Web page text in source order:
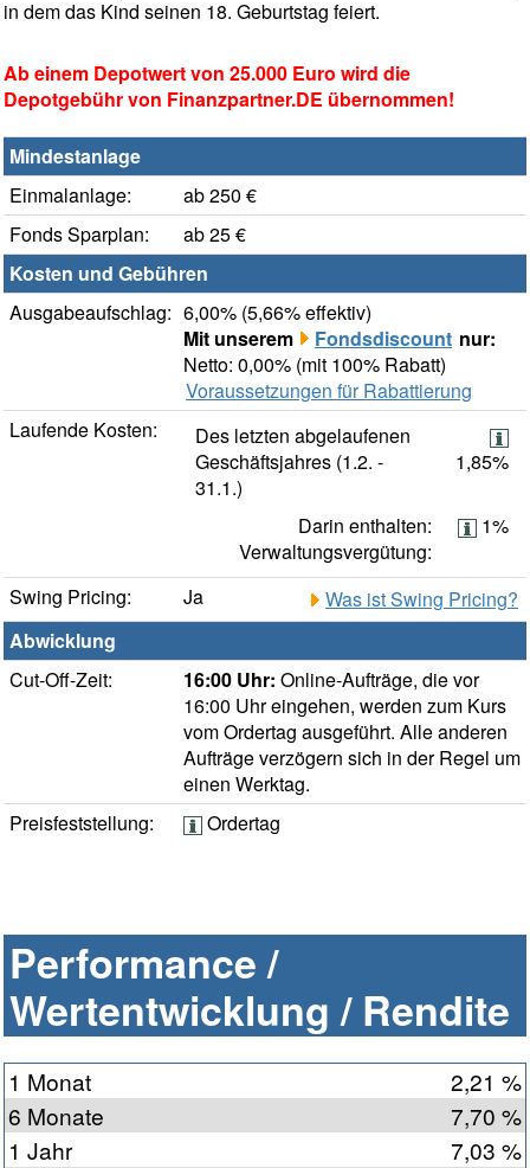
in dem das Kind seinen 18. Geburtstag feiert.
Ab einem Depotwert von 25.000 Euro wird die
Depotgebühr von Finanzpartner.DE übernommen!
Mindestanlage
Einmalanlage:
ab 250 €
Fonds Sparplan:
ab 25 €
Kosten und Gebühren
Ausgabeaufschlag: 6,00% (5,66% effektiv)
Mit unserem
Fondsdiscount nur:
Netto: 0,00% (mit 100% Rabatt)
Voraussetzungen für Rabattierung
Laufende Kosten:
Des letzten abgelaufenen
Geschäftsjahres (1.2. -
31.1.)
1,85%
Darin enthalten:
Verwaltungsvergütung:
1%
Swing Pricing: Ja
Was ist Swing Pricing?
Abwicklung
Cut-Off-Zeit:
16:00 Uhr: Online-Aufträge, die vor
16:00 Uhr eingehen, werden zum Kurs
vom Ordertag ausgeführt. Alle anderen
Aufträge verzögern sich in der Regel um
einen Werktag.
Preisfeststellung:
Ordertag
Performance /
Wertentwicklung / Rendite
1 Monat
2,21 %
6 Monate
7,70 %
1 Jahr
7,03 %